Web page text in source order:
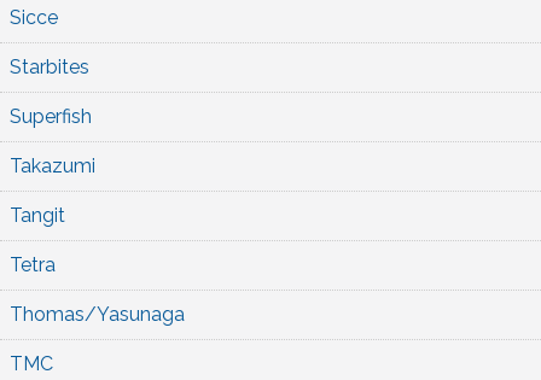
Sicce
Starbites
Superfish
Takazumi
Tangit
Tetra
Thomas/Yasunaga
TMC